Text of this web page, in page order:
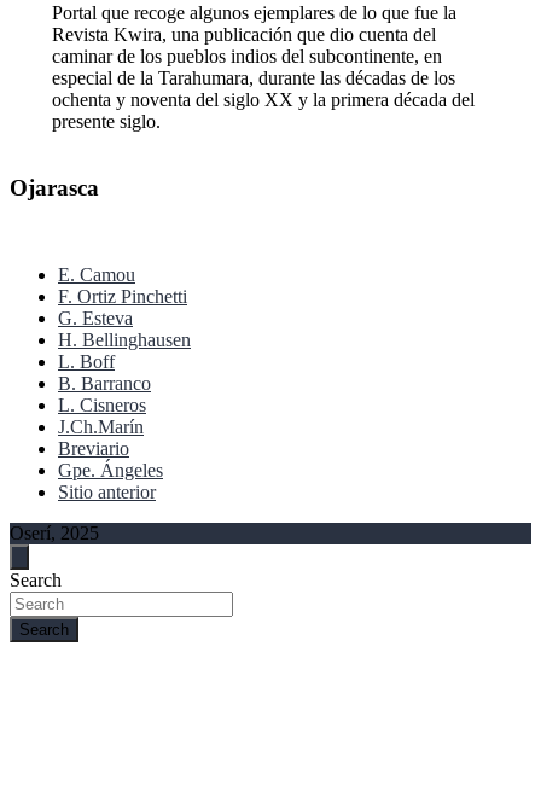
Portal que recoge algunos ejemplares de lo que fue la
Revista Kwira, una publicación que dio cuenta del
caminar de los pueblos indios del subcontinente, en
especial de la Tarahumara, durante las décadas de los
ochenta y noventa del siglo XX y la primera década del
presente siglo.
Ojarasca
E. Camou
F. Ortiz Pinchetti
G. Esteva
H. Bellinghausen
L. Boff
B. Barranco
L. Cisneros
J.Ch.Marín
Breviario
Gpe. Ángeles
Sitio anterior
Oserí, 2025
Search
Search